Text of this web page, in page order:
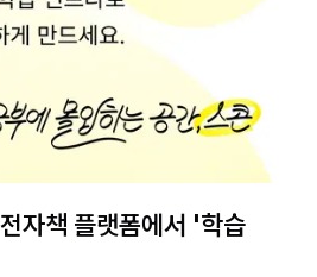
자책 플랫폼에서 '학습